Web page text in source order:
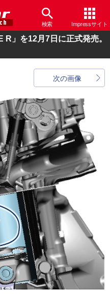
検索 Impressサイト
」を12月7日に正式発売。
次の画像